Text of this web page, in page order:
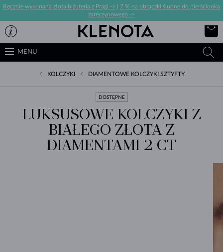
Ręcznie wykonana złota biżuteria z Pragi ->
7 % na obrączki ślubne do pierścionka
zaręczynowego ->
MENU
KOLCZYKI DIAMENTOWE KOLCZYKI SZTYFTY
DOSTĘPNE
LUKSUSOWE KOLCZYKI Z
BIAŁEGO ZŁOTA Z
DIAMENTAMI 2 CT